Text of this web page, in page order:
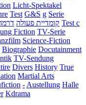
Licht-Spektakel
Test G&S g Serie
קומדיית פעולה Test c
Fiction TV-Serie
Science-Fiction
Biographie Docutainment
TV-Sendung
Divers History True
Martial Arts
- Austellung Halle
Kdrama